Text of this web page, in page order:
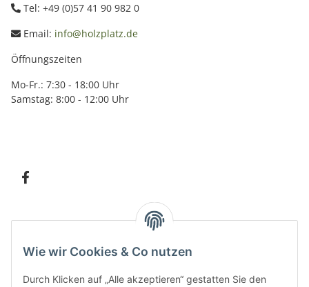
Tel: +49 (0)57 41 90 982 0
Email: info@holzplatz.de
Öffnungszeiten
Mo-Fr.: 7:30 - 18:00 Uhr
Samstag: 8:00 - 12:00 Uhr
Wie wir Cookies & Co nutzen
Durch Klicken auf „Alle akzeptieren“ gestatten Sie den